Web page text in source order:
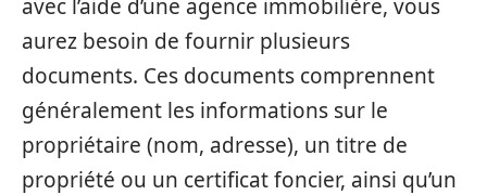
avec l’aide d’une agence immobilière, vous
aurez besoin de fournir plusieurs
documents. Ces documents comprennent
généralement les informations sur le
propriétaire (nom, adresse), un titre de
propriété ou un certificat foncier, ainsi qu’un